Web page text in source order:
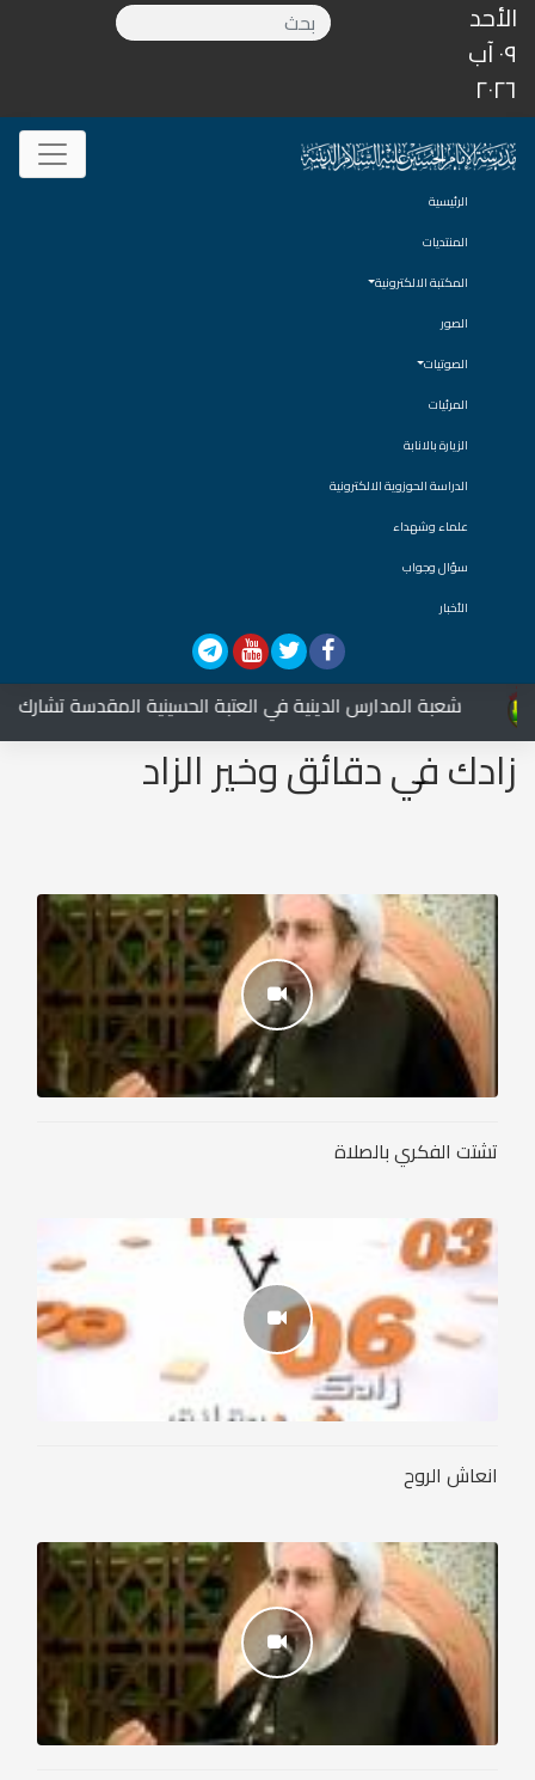
الأحد
٠٩ آب
٢٠٢٦
الرئيسية
المنتديات
المكتبة الالكترونية
الصور
الصوتيات
المرئيات
الزيارة بالانابة
الدراسة الحوزوية الالكترونية
علماء وشهداء
سؤال وجواب
الأخبار
المدارس الدينية في العتبة الحسينية المقدسة تشارك في العزاء
زادك في دقائق وخير الزاد
تشتت الفكري بالصلاة
انعاش الروح